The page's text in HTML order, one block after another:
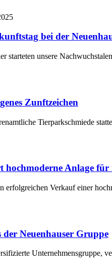
bei der
starteten unsere
Zunftzeichen
Tierparkschmiede
hochmoderne Anlage
erfolgreichen Verkauf einer
Neuenhauser Gruppe
Unternehmensgruppe,